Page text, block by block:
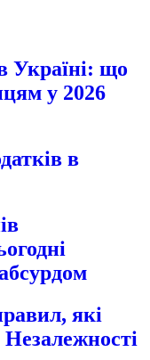
Україні: що
у 2026
в
які
Незалежності